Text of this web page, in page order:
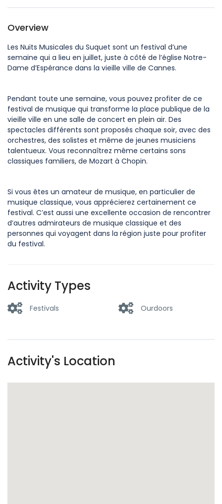
Overview
Les Nuits Musicales du Suquet sont un festival d’une
semaine qui a lieu en juillet, juste à côté de l’église Notre-
Dame d’Espérance dans la vieille ville de Cannes.
Pendant toute une semaine, vous pouvez profiter de ce
festival de musique qui transforme la place publique de la
vieille ville en une salle de concert en plein air. Des
spectacles différents sont proposés chaque soir, avec des
orchestres, des solistes et même de jeunes musiciens
talentueux. Vous reconnaîtrez même certains sons
classiques familiers, de Mozart à Chopin.
Si vous êtes un amateur de musique, en particulier de
musique classique, vous apprécierez certainement ce
festival. C’est aussi une excellente occasion de rencontrer
d’autres admirateurs de musique classique et des
personnes qui voyagent dans la région juste pour profiter
du festival.
Activity Types
Festivals Ourdoors
Activity's Location